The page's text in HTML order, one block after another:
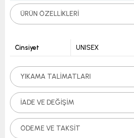
ÜRÜN ÖZELLIKLERI
Cinsiyet UNISEX
YIKAMA TALIMATLARI
İADE VE DEĞIŞIM
ÖDEME VE TAKSIT